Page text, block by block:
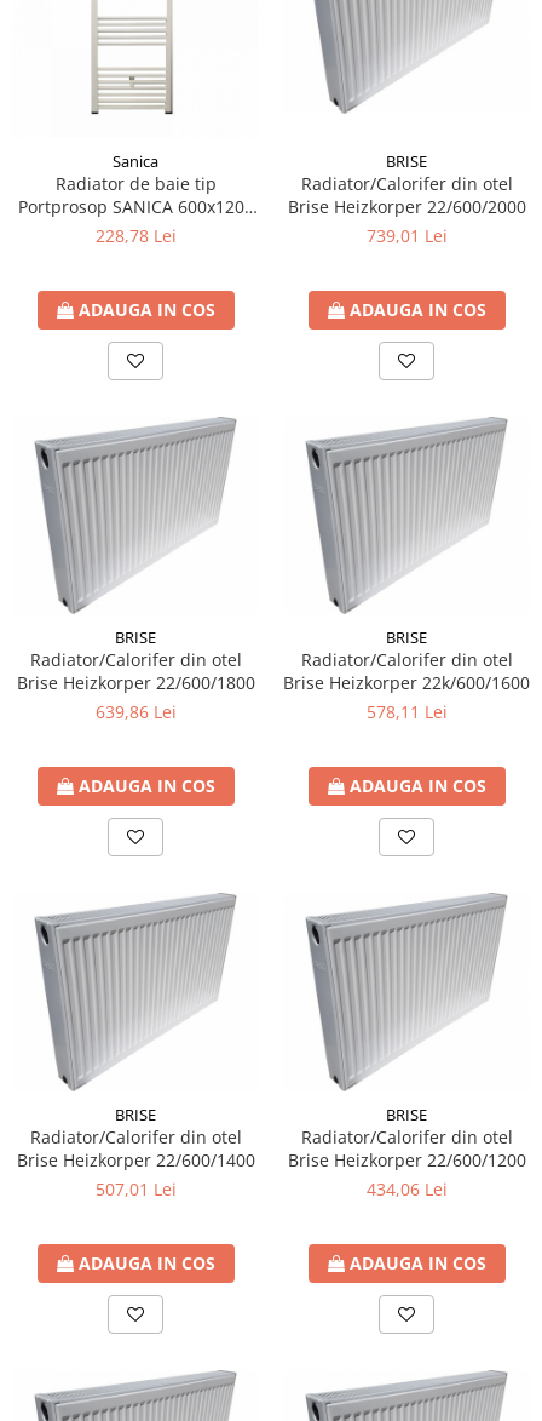
Sanica
Radiator de baie tip
Portprosop SANICA 600x1200
681WATT
228,78 Lei
ADAUGA IN COS
BRISE
Radiator/Calorifer din otel
Brise Heizkorper 22/600/2000
739,01 Lei
ADAUGA IN COS
BRISE
Radiator/Calorifer din otel
Brise Heizkorper 22/600/1800
639,86 Lei
ADAUGA IN COS
BRISE
Radiator/Calorifer din otel
Brise Heizkorper 22k/600/1600
578,11 Lei
ADAUGA IN COS
BRISE
Radiator/Calorifer din otel
Brise Heizkorper 22/600/1400
507,01 Lei
ADAUGA IN COS
BRISE
Radiator/Calorifer din otel
Brise Heizkorper 22/600/1200
434,06 Lei
ADAUGA IN COS